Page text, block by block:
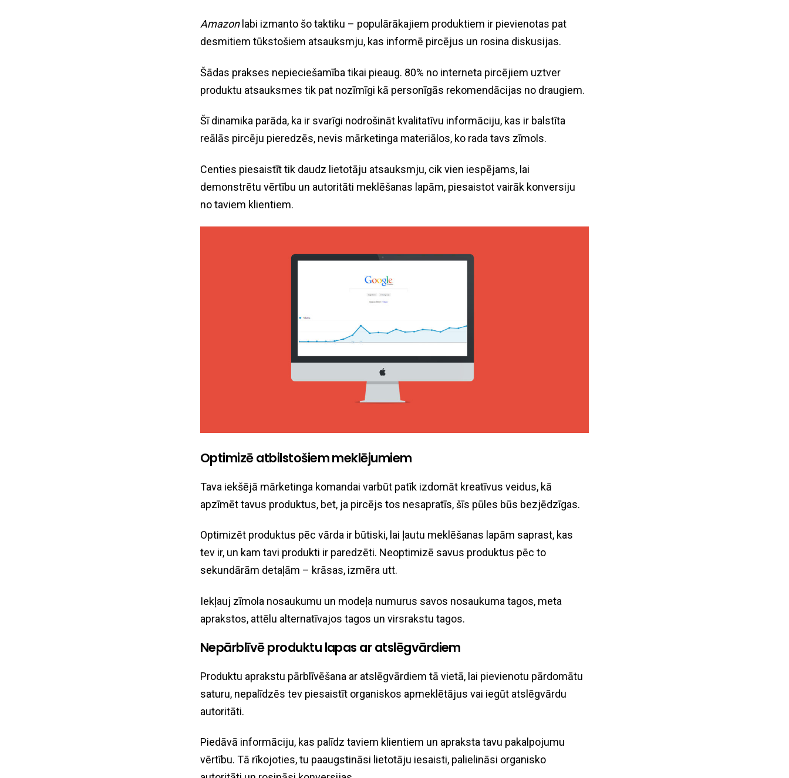
Amazonlabi izmanto šo taktiku – populārākajiem produktiem ir pievienotas pat
desmitiem tūkstošiem atsauksmju, kas informē pircējus un rosina diskusijas.
Šādas prakses nepieciešamība tikai pieaug. 80% no interneta pircējiem uztver
produktu atsauksmes tik pat nozīmīgi kā personīgās rekomendācijas no draugiem.
Šī dinamika parāda, ka ir svarīgi nodrošināt kvalitatīvu informāciju, kas ir balstīta
reālās pircēju pieredzēs, nevis mārketinga materiālos, ko rada tavs zīmols.
Centies piesaistīt tik daudz lietotāju atsauksmju, cik vien iespējams, lai
demonstrētu vērtību un autoritāti meklēšanas lapām, piesaistot vairāk konversiju
no taviem klientiem.
Optimizē atbilstošiem meklējumiem
Tava iekšējā mārketinga komandai varbūt patīk izdomāt kreatīvus veidus, kā
apzīmēt tavus produktus, bet, ja pircējs tos nesapratīs, šīs pūles būs bezjēdzīgas.
Optimizēt produktus pēc vārda ir būtiski, lai ļautu meklēšanas lapām saprast, kas
tev ir, un kam tavi produkti ir paredzēti. Neoptimizē savus produktus pēc to
sekundārām detaļām – krāsas, izmēra utt.
Iekļauj zīmola nosaukumu un modeļa numurus savos nosaukuma tagos, meta
aprakstos, attēlu alternatīvajos tagos un virsrakstu tagos.
Nepārblīvē produktu lapas ar atslēgvārdiem
Produktu aprakstu pārblīvēšana ar atslēgvārdiem tā vietā, lai pievienotu pārdomātu
saturu, nepalīdzēs tev piesaistīt organiskos apmeklētājus vai iegūt atslēgvārdu
autoritāti.
Piedāvā informāciju, kas palīdz taviem klientiem un apraksta tavu pakalpojumu
vērtību. Tā rīkojoties, tu paaugstināsi lietotāju iesaisti, palielināsi organisko